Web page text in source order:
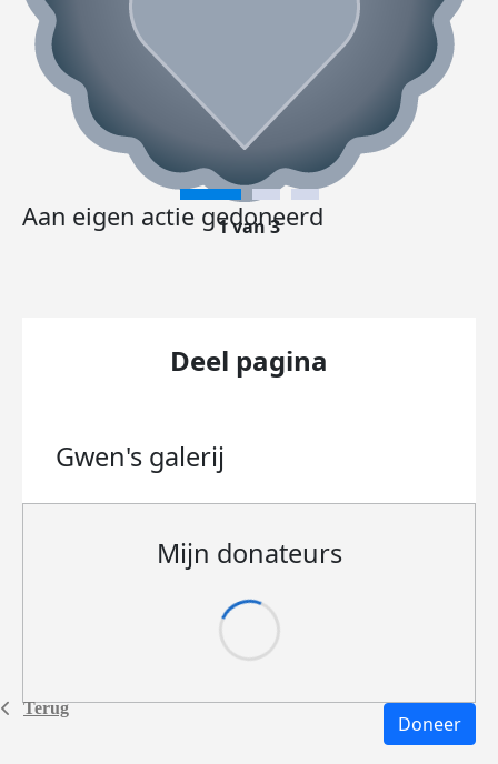
Terug
Aan eigen actie gedoneerd
1 van 3
Deel pagina
Gwen's galerij
Mijn donateurs
Doneer